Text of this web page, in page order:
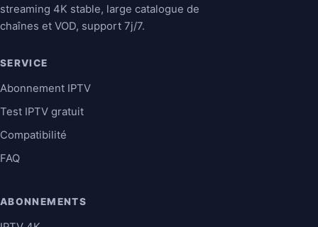
streaming 4K stable, large catalogue de
chaînes et VOD, support 7j/7.
SERVICE
Abonnement IPTV
Test IPTV gratuit
Compatibilité
FAQ
ABONNEMENTS